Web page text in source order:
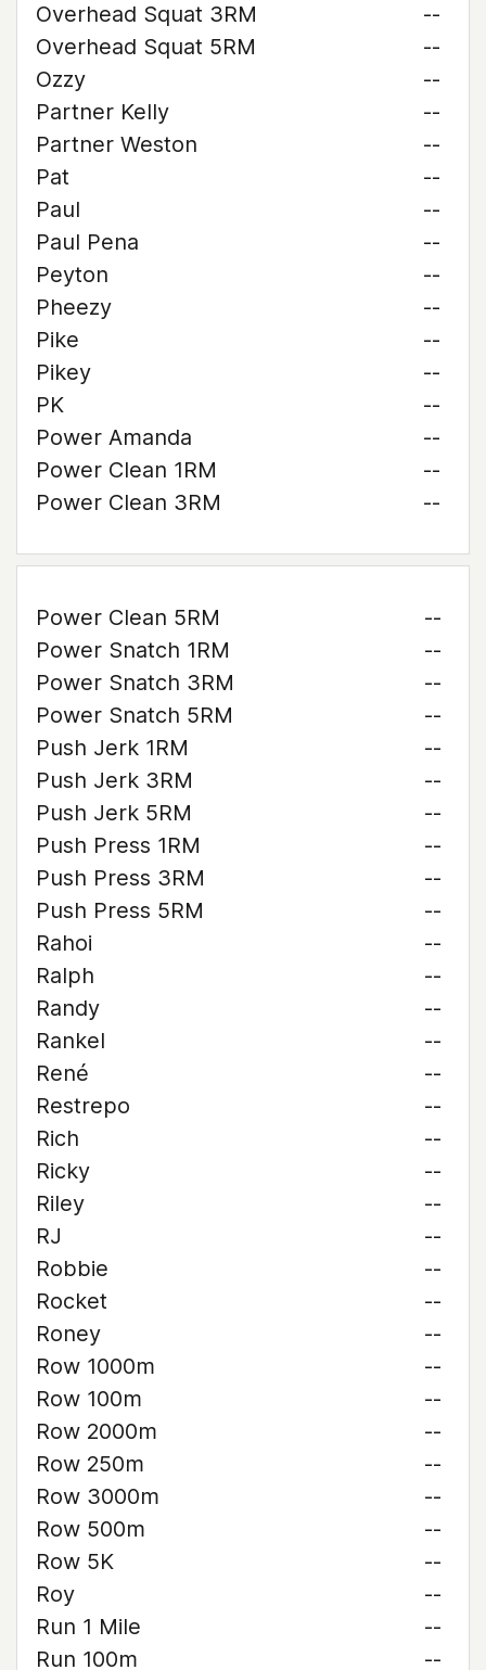
Overhead Squat 3RM
--
Overhead Squat 5RM
--
Ozzy
--
Partner Kelly
--
Partner Weston
--
Pat
--
Paul
--
Paul Pena
--
Peyton
--
Pheezy
--
Pike
--
Pikey
--
PK
--
Power Amanda
--
Power Clean 1RM
--
Power Clean 3RM
--
Power Clean 5RM
--
Power Snatch 1RM
--
Power Snatch 3RM
--
Power Snatch 5RM
--
Push Jerk 1RM
--
Push Jerk 3RM
--
Push Jerk 5RM
--
Push Press 1RM
--
Push Press 3RM
--
Push Press 5RM
--
Rahoi
--
Ralph
--
Randy
--
Rankel
--
René
--
Restrepo
--
Rich
--
Ricky
--
Riley
--
RJ
--
Robbie
--
Rocket
--
Roney
--
Row 1000m
--
Row 100m
--
Row 2000m
--
Row 250m
--
Row 3000m
--
Row 500m
--
Row 5K
--
Roy
--
Run 1 Mile
--
Run 100m
--